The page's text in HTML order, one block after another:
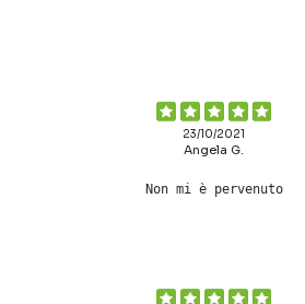
23/10/2021
Angela G.
Non mi è pervenuto